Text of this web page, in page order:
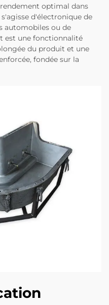
optimal dans
d'électronique de
automobiles ou de
est une fonctionnalité
du produit et une
fondée sur la